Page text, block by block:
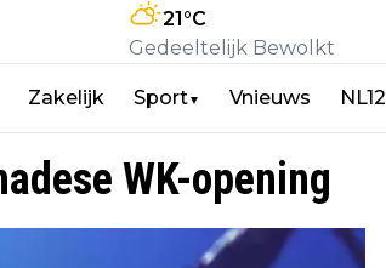
21°C
Gedeeltelijk Bewolkt
Zakelijk Sport▼ Vnieuws NL12
WK-opening